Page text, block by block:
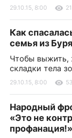
29.10.15, 8:00
Как
семья из
Чтобы выжить,
складки тела
29.10.15, 8:00
Народный
«Это не
профанация!»